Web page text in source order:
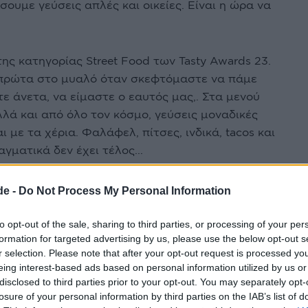
- Do Not Process My Personal Information
opt-out of the sale, sharing to third parties, or processing of your
for targeted advertising by us, please use the below opt-out
selection. Please note that after your opt-out request is processed
interest-based ads based on personal information utilized by us
to third parties prior to your opt-out. You may separately
of your personal information by third parties on the IAB’s list of
γεύσεις απλές και οικείες. Είναι η ώρα να
κατηγορίας Street Food των Tasty Awards 23.
στο μυαλό όταν σκεφτόμαστε να πάμε
άνετα, να είμαστε ο εαυτός μας,. Στα μενού
και από όλο τον κόσμο, γεύσεις μοναδικές
τα χέρια. Φαλάφελ, πίτσες, ινδικά, tacos και
δεν έχει τέλος...
από εμάς εκτιμούμε την απλότητα
μόνο στην κουζίνα αλλά σε ολόκληρο το ύφος
προϋπόθεση για να καταφέρεις να
και ουσιαστικά απλό είναι να γνωρίζεις πολύ
ποια είναι τα υλικά με τα οποία θα
που θέλεις να δημιουργήσεις. Στην Αθήνα πια
καλά street food εστιατόρια.